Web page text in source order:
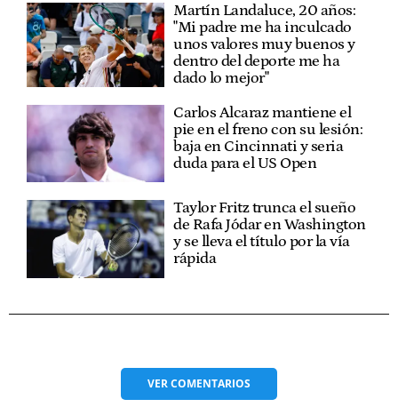
Martín Landaluce, 20 años:
"Mi padre me ha inculcado
unos valores muy buenos y
dentro del deporte me ha
dado lo mejor"
Carlos Alcaraz mantiene el
pie en el freno con su lesión:
baja en Cincinnati y seria
duda para el US Open
Taylor Fritz trunca el sueño
de Rafa Jódar en Washington
y se lleva el título por la vía
rápida
VERCOMENTARIOS